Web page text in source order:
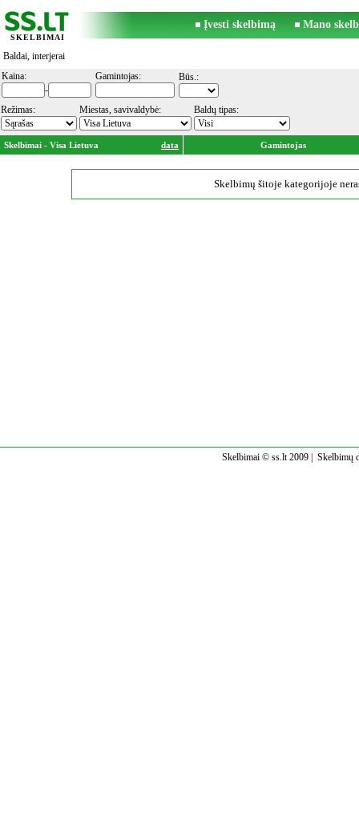
SKELBIMAI
Įvesti skelbimą Mano
Baldai, interjerai
Kaina:
-
Gamintojas: Būs.:
Režimas: Miestas, savivaldybė: Baldų tipas:
Skelbimai - Visa Lietuva data Gamintojas
Skelbimų šitoje kategorijoje
Skelbimai © ss.lt 2009 | Skelbimų